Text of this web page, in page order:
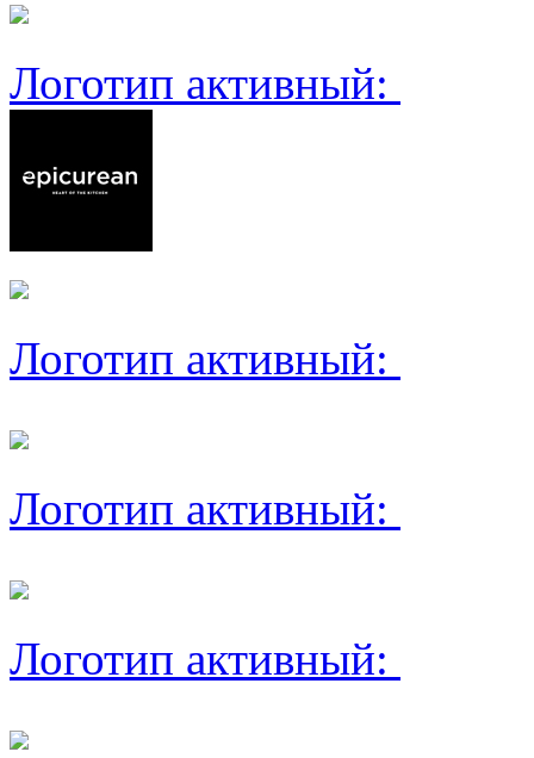
Логотип активный:
Логотип активный:
Логотип активный:
Логотип активный: